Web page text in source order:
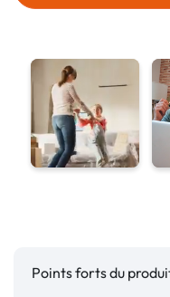
Points forts du